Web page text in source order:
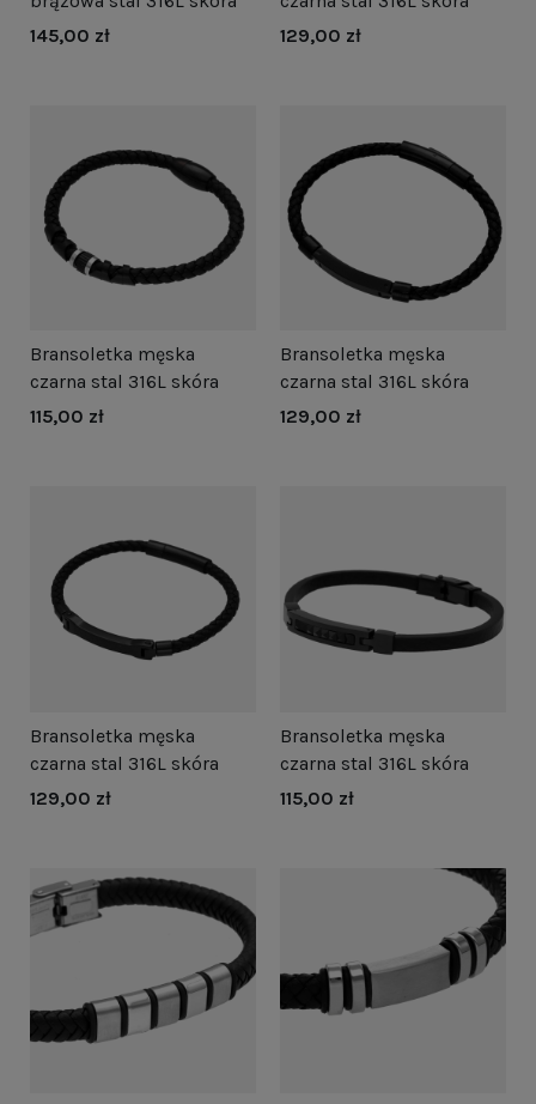
145,00 zł
129,00 zł
Bransoletka męska
czarna stal 316L skóra
115,00 zł
Bransoletka męska
czarna stal 316L skóra
129,00 zł
Bransoletka męska
czarna stal 316L skóra
129,00 zł
Bransoletka męska
czarna stal 316L skóra
115,00 zł